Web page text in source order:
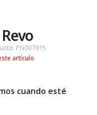
PN007915
artículo
cuando esté